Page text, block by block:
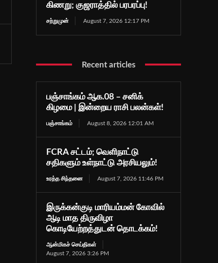
கிணறு; குஜராத்தில் பரபரப்பு!
சற்றுமுன் August 7, 2026 12:17 PM
Recent articles
பஞ்சாங்கம் ஆக.08 – சனிக்
கிழமை | இன்றைய ராசி பலன்கள்!
பஞ்சாங்கம் August 8, 2026 12:01 AM
FCRA சட்டம்; வெளிநாட்டு
சதிகளும் உள்நாட்டு அரசியலும்!
உரத்த சிந்தனை August 7, 2026 11:46 PM
இருக்கன்குடி மாரியம்மன் கோவில்
ஆடி மாத திருவிழா
கொடியேற்றத்துடன் தொடக்கம்!
ஆன்மிகச் செய்திகள்
August 7, 2026 3:26 PM